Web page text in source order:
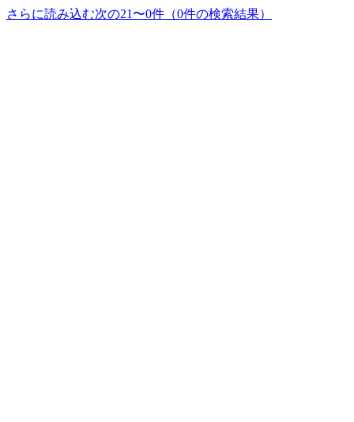
さらに読み込む次の21〜0件（0件の検索結果）